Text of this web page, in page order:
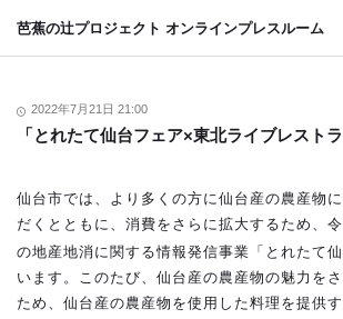
芭蕉の辻プロジェクト オンラインプレスルーム
2022年7月21日 21:00
「とれたて仙台フェア×東北ライブレスト
仙台市では、より多くの方に仙台産の農産物
だくとともに、消費をさらに拡大するため、
の地産地消に関する情報発信事業「とれたて
います。このたび、仙台産の農産物の魅力を
ため、仙台産の農産物を使用した料理を提供